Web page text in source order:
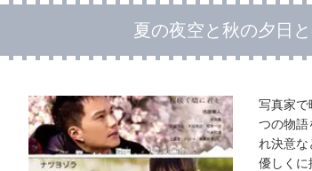
夏の夜空と秋の夕日
写真家で
つの物語
れ決意な
優しくに